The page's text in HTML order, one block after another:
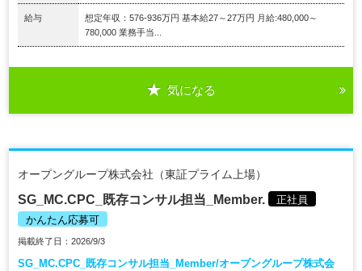
給与
想定年収：576-936万円 基本給27～27万円 月給:480,000～
780,000 業務手当...
気になる
オープングループ株式会社（東証プライム上場）
SG_MC.CPC_既存コンサル担当_Member.
正社員
かんたん応募可
掲載終了日：2026/9/3
SG_MC.CPC_既存コンサル担当_Member/オープングループ株式会